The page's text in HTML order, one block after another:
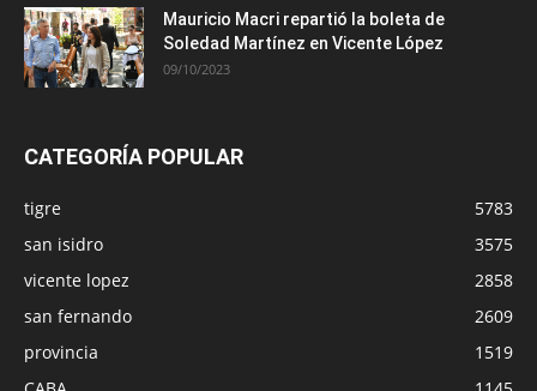
Mauricio Macri repartió la boleta de
Soledad Martínez en Vicente López
09/10/2023
CATEGORÍA POPULAR
tigre
5783
san isidro
3575
vicente lopez
2858
san fernando
2609
provincia
1519